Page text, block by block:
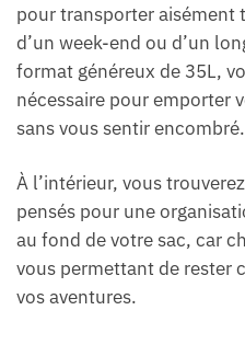
pour transporter aisément
d’un week-end ou d’un
format généreux de 35L,
nécessaire pour emporter
sans vous sentir encombré.
À l’intérieur, vous
pensés pour une
au fond de votre sac, car
vous permettant de rester
vos aventures.